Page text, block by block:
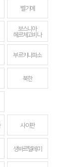
벨기에
보스니아
헤르체고비나
부르키나파소
북한
사이판
생바르텔레미